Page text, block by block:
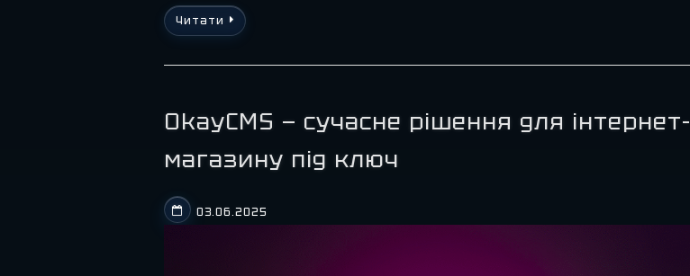
Читати
OkayCMS — сучасне рішення для інтернет-
магазину під ключ
03.06.2025